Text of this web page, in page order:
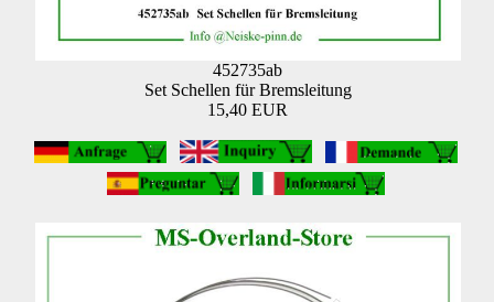
452735ab
Set Schellen für Bremsleitung
15,40 EUR